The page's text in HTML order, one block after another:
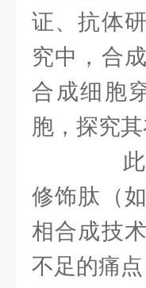
证、抗体
究中，合
合成细胞
胞，探究
此外
修饰肽（
相合成技
不足的痛